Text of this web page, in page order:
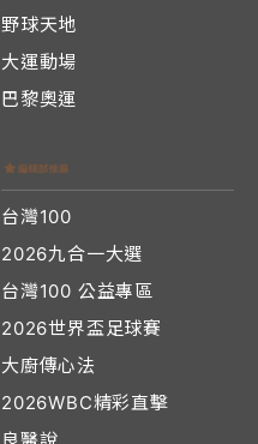
野球天地
大運動場
巴黎奧運
台灣100
2026九合一大選
台灣100 公益專區
2026世界盃足球賽
大廚傳心法
2026WBC精彩直擊